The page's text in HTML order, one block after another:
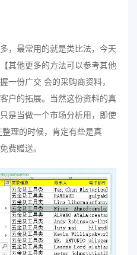
，最常用的就是类比法，今天
其他更多的方法可以参考其他
一份广交 会的采购商资料，
户的拓展。当然这份资料的真
是当做一个市场分析用，即使
理的时候，肯定有些是真
费赠送。